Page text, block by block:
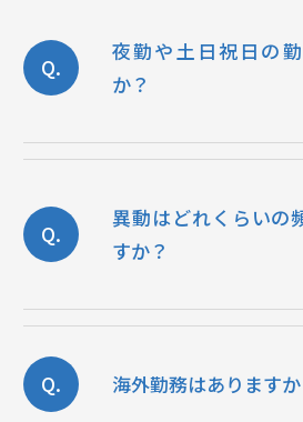
Q.
夜勤や土日祝日の
か？
Q.
異動はどれくらいの
すか？
Q. 海外勤務はありますか